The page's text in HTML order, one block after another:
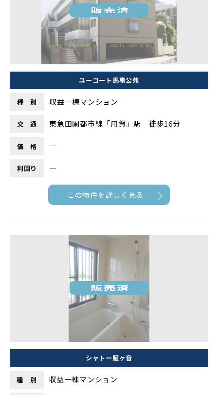
ユーコート馬事公苑
種 別 収益一棟マンション
交 通 東急田園都市線「用賀」駅 徒歩16分
価 格 ―
利回り ―
この物件を詳しく見る
シャトー雁ヶ音
種 別 収益一棟マンション